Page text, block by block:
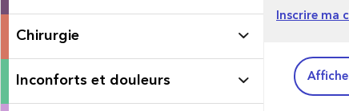
Chirurgie
Inconforts et douleurs
Inscrire ma